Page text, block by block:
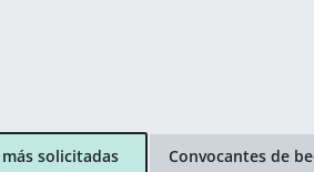
más solicitadas Convocantes de